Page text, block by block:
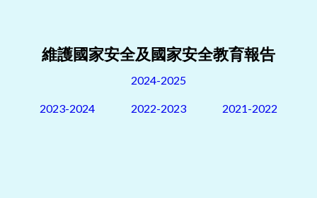
維護國家安全及國家安全教育報告
2024-2025
2023-2024 2022-2023 2021-2022